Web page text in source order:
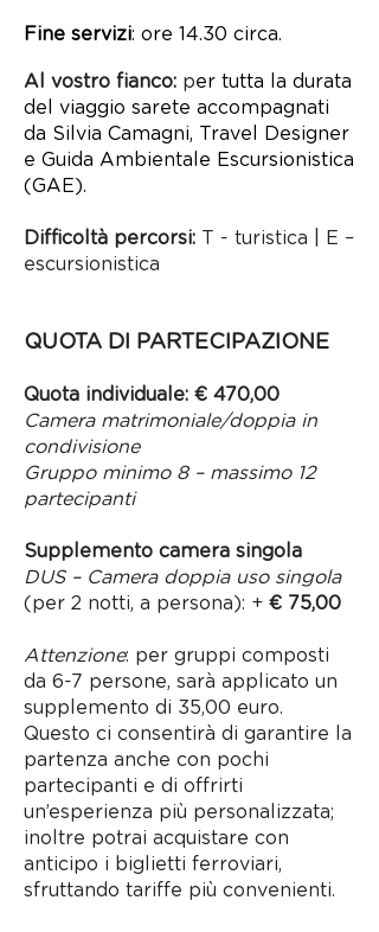
Fine servizi: ore 14.30 circa.
Al vostro fianco: per tutta la durata
del viaggio sarete accompagnati
da Silvia Camagni, Travel Designer
e Guida Ambientale Escursionistica
(GAE).
Difficoltà percorsi: T - turistica | E –
escursionistica
QUOTA DI PARTECIPAZIONE
Quota individuale: € 470,00
Camera matrimoniale/doppia in
condivisione
Gruppo minimo 8 – massimo 12
partecipanti
Supplemento camera singola
DUS – Camera doppia uso singola
(per 2 notti, a persona): + € 75,00
Attenzione: per gruppi composti
da 6-7 persone, sarà applicato un
supplemento di 35,00 euro.
Questo ci consentirà di garantire la
partenza anche con pochi
partecipanti e di offrirti
un’esperienza più personalizzata;
inoltre potrai acquistare con
anticipo i biglietti ferroviari,
sfruttando tariffe più convenienti.